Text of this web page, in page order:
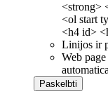
<strong>
<ol start
<h4 id>
Linijos ir
Web